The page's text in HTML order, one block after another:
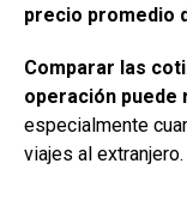
precio promedio
Comparar las
operación
especialmente
viajes al extranjero.